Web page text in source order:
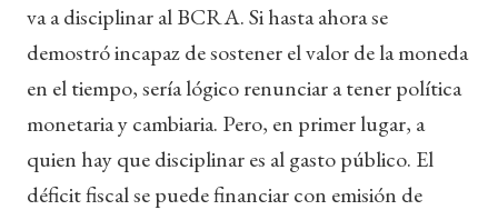
va a disciplinar al BCRA. Si hasta ahora se
demostró incapaz de sostener el valor de la moneda
en el tiempo, sería lógico renunciar a tener política
monetaria y cambiaria. Pero, en primer lugar, a
quien hay que disciplinar es al gasto público. El
déficit fiscal se puede financiar con emisión de